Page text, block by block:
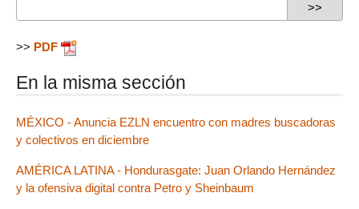
>> PDF
En la misma sección
MÉXICO - Anuncia EZLN encuentro con madres buscadoras
y colectivos en diciembre
AMÉRICA LATINA - Hondurasgate: Juan Orlando Hernández
y la ofensiva digital contra Petro y Sheinbaum